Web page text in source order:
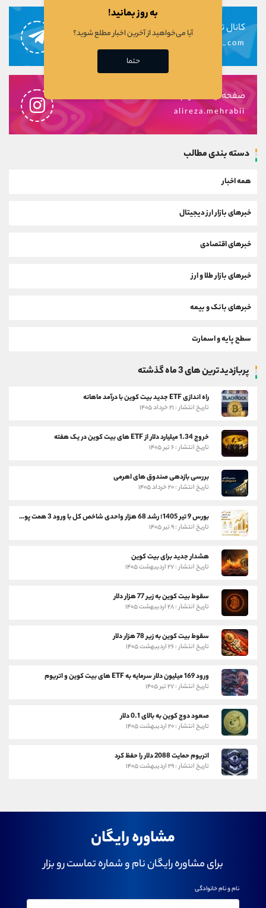
کانال تلگرام
alirezamehrabi_com
صفحه اینستاگرام
alireza.mehrabii
دسته بندی مطالب
همه اخبار
خبرهای بازار ارز دیجیتال
خبرهای اقتصادی
خبرهای بازار طلا و ارز
خبرهای بانک و بیمه
سطح پایه و اسمارت
پربازدیدترین های 3 ماه گذشته
راه اندازی ETF جدید بیت کوین با درآمد ماهانه
تاریخ انتشار : ۲۱ خرداد ۱۴۰۵
خروج 1.34 میلیارد دلار از ETF های بیت کوین در یک هفته
تاریخ انتشار : ۶ تیر ۱۴۰۵
بررسی بازدهی صندوق های اهرمی
تاریخ انتشار : ۲۰ خرداد ۱۴۰۵
بورس 9 تیر 1405؛ رشد 68 هزار واحدی شاخص کل با ورود 3 همت پول حقیقی
تاریخ انتشار : ۹ تیر ۱۴۰۵
هشدار جدید برای بیت کوین
تاریخ انتشار : ۲۷ اردیبهشت ۱۴۰۵
سقوط بیت کوین به زیر 77 هزار دلار
تاریخ انتشار : ۲۸ اردیبهشت ۱۴۰۵
سقوط بیت کوین به زیر 78 هزار دلار
تاریخ انتشار : ۲۶ اردیبهشت ۱۴۰۵
ورود 169 میلیون دلار سرمایه به ETF های بیت کوین و اتریوم
تاریخ انتشار : ۲۷ تیر ۱۴۰۵
صعود دوج کوین به بالای 0.1 دلار
تاریخ انتشار : ۲۰ اردیبهشت ۱۴۰۵
اتریوم حمایت 2088 دلار را حفظ کرد
تاریخ انتشار : ۲۹ اردیبهشت ۱۴۰۵
مشاوره رایگان
برای مشاوره رایگان نام و شماره تماست رو بزار
نام و نام خانوادگی
به روز بمانید!
آیا می‌خواهید از آخرین اخبار مطلع شوید؟
حتما